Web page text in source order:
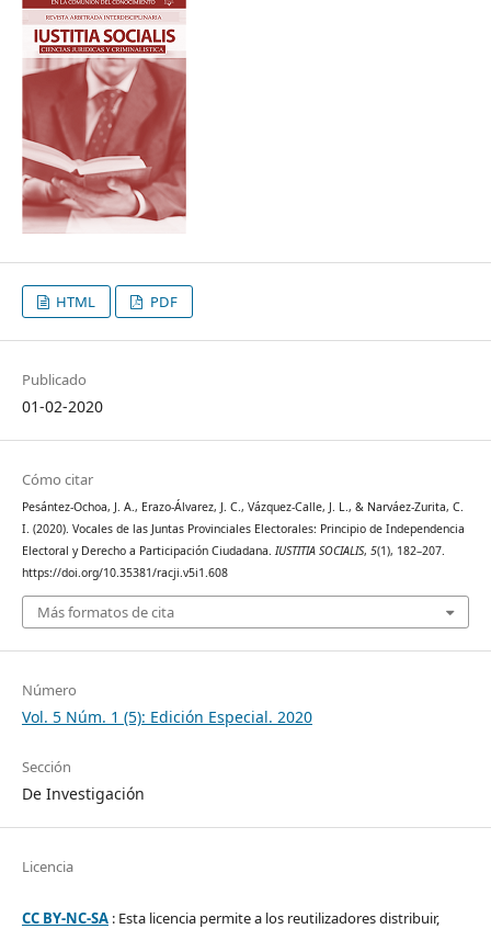
HTML PDF
Publicado
01-02-2020
Cómo citar
Pesántez-Ochoa, J. A., Erazo-Álvarez, J. C., Vázquez-Calle, J. L., & Narváez-Zurita, C.
I. (2020). Vocales de las Juntas Provinciales Electorales: Principio de Independencia
Electoral y Derecho a Participación Ciudadana. IUSTITIA SOCIALIS, 5(1), 182–207.
https://doi.org/10.35381/racji.v5i1.608
Más formatos de cita
Número
Vol. 5 Núm. 1 (5): Edición Especial. 2020
Sección
De Investigación
Licencia
CC BY-NC-SA: Esta licencia permite a los reutilizadores distribuir,